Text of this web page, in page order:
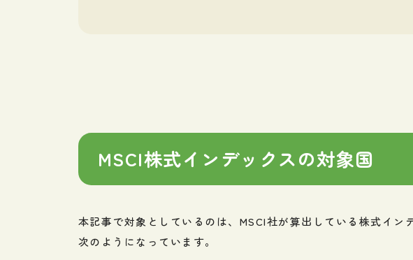
MSCI株式インデックスの対象国
本記事で対象としているのは、MSCI社が算出している株式イン
次のようになっています。